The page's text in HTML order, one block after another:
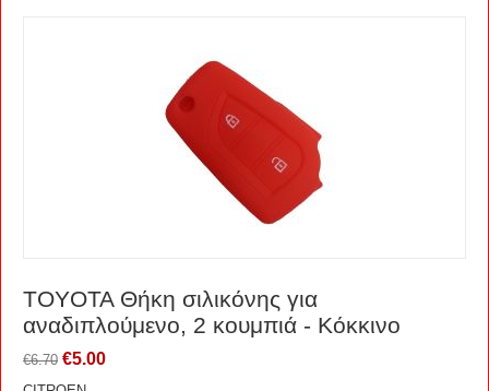
TOYOTA Θήκη σιλικόνης για
αναδιπλούμενο, 2 κουμπιά - Κόκκινο
€6.70 €5.00